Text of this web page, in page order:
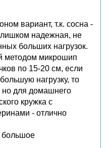
вариант, т.к. сосна -
надежная, не
больших нагрузок.
методом микрошип
по 15-20 см, если
нагрузку, то
но для домашнего
кружка с
- отлично
большое